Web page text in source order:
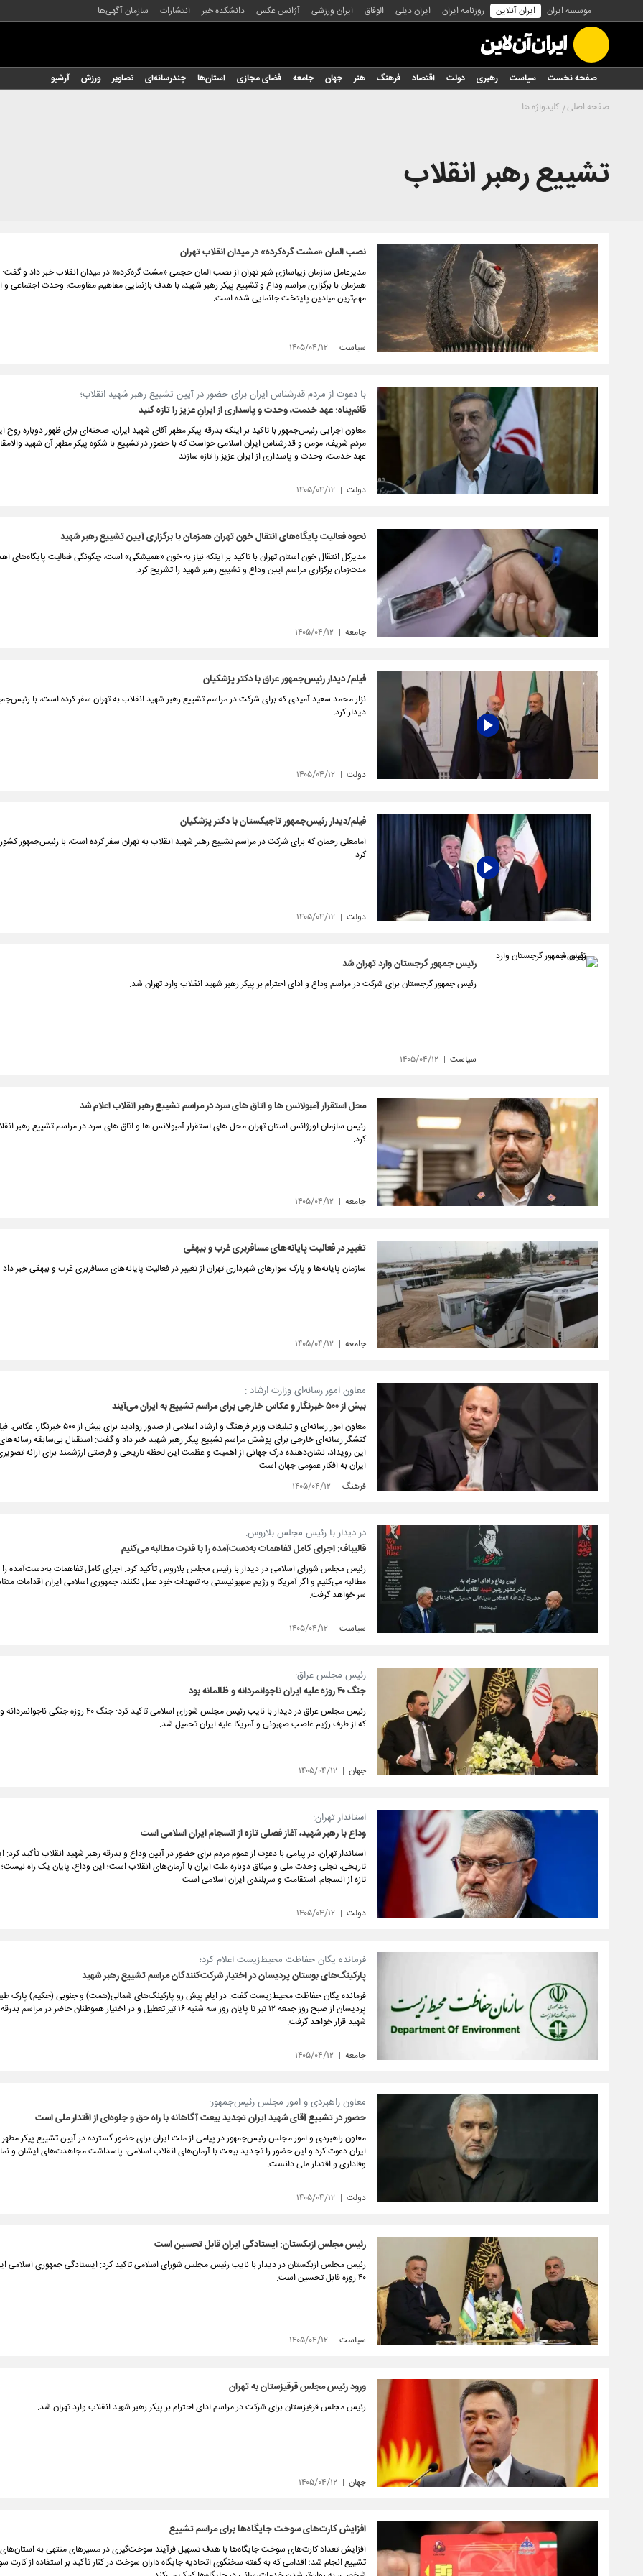
موسسه ایران ایران آنلاین روزنامه ایران ایران دیلی الوفاق ایران ورزشی آژانس عکس دانشکده خبر انتشارات سازمان آگهی‌ها
صفحه نخست سیاست رهبری دولت اقتصاد فرهنگ هنر جهان جامعه فضای مجازی استان‌ها چندرسانه‌ای تصاویر ورزش آرشیو
صفحه اصلی کلیدواژه ها
تشییع رهبر انقلاب
نصب المان «مشت گره‌کرده» در میدان انقلاب تهران
مدیرعامل سازمان زیباسازی شهر تهران از نصب المان حجمی «مشت گره‌کرده» در میدان انقلاب خبر داد و گفت:
همزمان با برگزاری مراسم وداع و تشییع پیکر رهبر شهید، با هدف بازنمایی مفاهیم مقاومت، وحدت اجتماعی و
مهم‌ترین میادین پایتخت جانمایی شده است.
سیاست ۱۴۰۵/۰۴/۱۲
با دعوت از مردم قدرشناس ایران برای حضور در آیین تشییع رهبر شهید انقلاب؛
قائم‌پناه: عهد خدمت، وحدت و پاسداری از ایرانِ عزیز را تازه کنید
معاون اجرایی رئیس‌جمهور با تاکید بر اینکه بدرقه پیکر مطهر آقای شهید ایران، صحنه‌ای برای ظهور دوباره روح
مردم شریف، مومن و قدرشناس ایران اسلامی خواست که با حضور در تشییع با شکوه پیکر مطهر آن شهید
عهد خدمت، وحدت و پاسداری از ایران عزیز را تازه سازند.
دولت ۱۴۰۵/۰۴/۱۲
نحوه فعالیت پایگاه‌های انتقال خون تهران همزمان با برگزاری آیین تشییع رهبر شهید
مدیرکل انتقال خون استان تهران با تاکید بر اینکه نیاز به خون «همیشگی» است، چگونگی فعالیت پایگاه‌های
مدت‌زمان برگزاری مراسم آیین وداع و تشییع رهبر شهید را تشریح کرد.
جامعه ۱۴۰۵/۰۴/۱۲
فیلم/ دیدار رئیس‌جمهور عراق با دکتر پزشکیان
نزار محمد سعید آمیدی که برای شرکت در مراسم تشییع رهبر شهید انقلاب به تهران سفر کرده است، با
دیدار کرد.
دولت ۱۴۰۵/۰۴/۱۲
فیلم/دیدار رئیس‌جمهور تاجیکستان با دکتر پزشکیان
امامعلی رحمان که برای شرکت در مراسم تشییع رهبر شهید انقلاب به تهران سفر کرده است، با رئیس‌جمهور
کرد.
دولت ۱۴۰۵/۰۴/۱۲
رئیس جمهور گرجستان وارد تهران شد
رئیس جمهور گرجستان برای شرکت در مراسم وداع و ادای احترام بر پیکر رهبر شهید انقلاب وارد تهران شد.
سیاست ۱۴۰۵/۰۴/۱۲
محل استقرار آمبولانس ها و اتاق های سرد در مراسم تشییع رهبر انقلاب اعلام شد
رئیس سازمان اورژانس استان تهران محل های استقرار آمبولانس ها و اتاق های سرد در مراسم تشییع رهبر
کرد.
جامعه ۱۴۰۵/۰۴/۱۲
تغییر در فعالیت پایانه‌های مسافربری غرب و بیهقی
سازمان پایانه‌ها و پارک سوارهای شهرداری تهران از تغییر در فعالیت پایانه‌های مسافربری غرب و بیهقی خبر داد.
جامعه ۱۴۰۵/۰۴/۱۲
معاون امور رسانه‌ای وزارت ارشاد :
بیش از ۵۰۰ خبرنگار و عکاس خارجی برای مراسم تشییع به ایران می‌آیند
معاون امور رسانه‌ای و تبلیغات وزیر فرهنگ و ارشاد اسلامی از صدور روادید برای
کنشگر رسانه‌ای خارجی برای پوشش مراسم تشییع پیکر رهبر شهید خبر داد و گفت: استقبال بی‌سابقه
این رویداد، نشان‌دهنده درک جهانی از اهمیت و عظمت این لحظه تاریخی و فرصتی ارزشمند برای ارائه
ایران به افکار عمومی جهان است.
فرهنگ
۱۴۰۵/۰۴/۱۲
در دیدار با رئیس مجلس بلاروس:
قالیباف: اجرای کامل تفاهمات به‌دست‌آمده را با قدرت مطالبه می‌کنیم
رئیس مجلس شورای اسلامی در دیدار با رئیس مجلس بلاروس تأکید کرد: اجرای کامل تفاهمات به‌دست‌آمده را
مطالبه می‌کنیم و اگر آمریکا و رژیم صهیونیستی به تعهدات خود عمل نکنند، جمهوری اسلامی ایران اقدامات
سر خواهد گرفت.
سیاست ۱۴۰۵/۰۴/۱۲
رئیس مجلس عراق:
جنگ ۴۰ روزه علیه ایران ناجوانمردانه و ظالمانه بود
رئیس مجلس عراق در دیدار با نایب رئیس مجلس شورای اسلامی تاکید کرد: جنگ ۴۰
که از طرف رژیم غاصب صهیونی و آمریکا علیه ایران تحمیل شد.
جهان ۱۴۰۵/۰۴/۱۲
استاندار تهران:
وداع با رهبر شهید، آغاز فصلی تازه از انسجام ایران اسلامی است
استاندار تهران، در پیامی با دعوت از عموم مردم برای حضور در آیین وداع و بدرقه رهبر شهید انقلاب تأکید کرد:
تاریخی، تجلی وحدت ملی و میثاق دوباره ملت ایران با آرمان‌های انقلاب است؛ این وداع، پایان یک راه
تازه از انسجام، استقامت و سربلندی ایران اسلامی است.
دولت ۱۴۰۵/۰۴/۱۲
فرمانده یگان حفاظت محیط‌زیست اعلام کرد؛
پارکینگ‌های بوستان پردیسان در اختیار شرکت‌کنندگان مراسم تشییع رهبر شهید
فرمانده یگان حفاظت محیط‌زیست گفت: در ایام پیش رو پارکینگ‌های شمالی(همت) و جنوبی (حکیم) پارک
پردیسان از صبح روز جمعه ۱۲ تیر تا پایان روز سه شنبه ۱۶ تیر تعطیل و در اختیار هموطنان حاضر در
شهید قرار خواهد گرفت.
جامعه ۱۴۰۵/۰۴/۱۲
معاون راهبردی و امور مجلس رئیس‌جمهور:
حضور در تشییع آقای شهید ایران تجدید بیعت آگاهانه با راه حق و جلوه‌ای از اقتدار ملی است
معاون راهبردی و امور مجلس رئیس‌جمهور در پیامی از ملت ایران برای حضور گسترده در آیین تشییع پیکر
ایران دعوت کرد و این حضور را تجدید بیعت با آرمان‌های انقلاب اسلامی، پاسداشت مجاهدت‌های ایشان و
وفاداری و اقتدار ملی دانست.
دولت ۱۴۰۵/۰۴/۱۲
رئیس مجلس ازبکستان: ایستادگی ایران قابل تحسین است
رئیس مجلس ازبکستان در دیدار با نایب رئیس مجلس شورای اسلامی تاکید کرد: ایستادگی جمهوری اسلامی
۴۰ روزه قابل تحسین است.
سیاست ۱۴۰۵/۰۴/۱۲
ورود رئیس مجلس قرقیزستان به تهران
رئیس مجلس قرقیزستان برای شرکت در مراسم ادای احترام بر پیکر رهبر شهید انقلاب وارد تهران شد.
جهان ۱۴۰۵/۰۴/۱۲
افزایش کارت‌های سوخت جایگاه‌ها برای مراسم تشییع
افزایش تعداد کارت‌های سوخت جایگاه‌ها با هدف تسهیل فرآیند سوخت‌گیری در مسیرهای منتهی به استان‌های
تشییع انجام شد؛ اقدامی که به گفته سخنگوی اتحادیه جایگاه داران سوخت در کنار تأکید بر استفاده از